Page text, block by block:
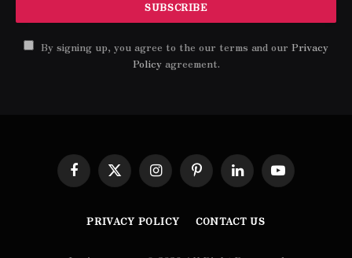
By signing up, you agree to the our terms and our Privacy
Policyagreement.
Facebook
X
(Twitter)
InstagramPinterestLinkedInYouTube
PRIVACY POLICY CONTACT US